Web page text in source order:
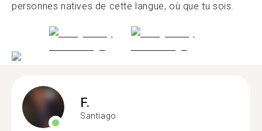
personnes natives de cette langue, où que tu sois.
F.
Santiago